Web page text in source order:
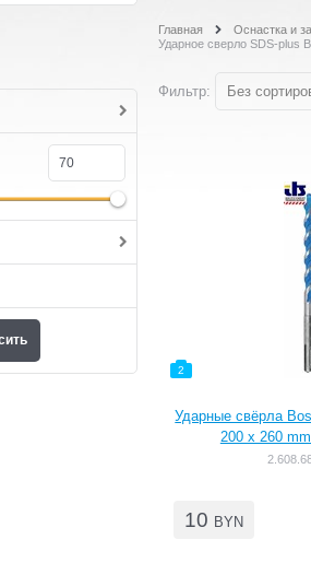
Главная Оснастка и
Ударное сверло SDS-plus
Фильтр: Без
2
Ударные свёрла
200 x 260
10 BYN